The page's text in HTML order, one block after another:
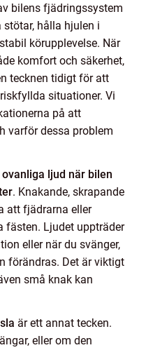
bilens fjädringssystem
hålla hjulen i
körupplevelse. När
komfort och säkerhet,
tecknen tidigt för att
situationer. Vi
på att
varför dessa problem
ovanliga ljud när bilen
. Knakande, skrapande
att fjädrarna eller
fästen. Ljudet uppträder
eller när du svänger,
förändras. Det är viktigt
små knak kan
är ett annat tecken.
eller om den